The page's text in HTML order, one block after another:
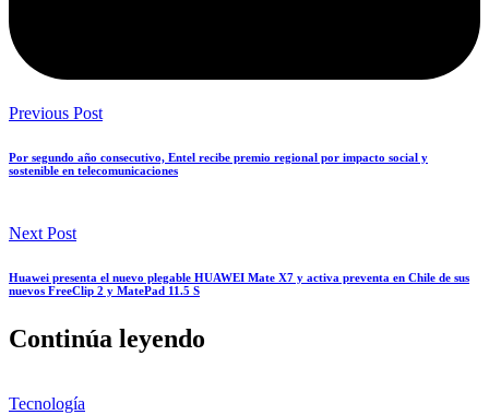
Previous Post
Por segundo año consecutivo, Entel recibe premio regional por impacto social y
sostenible en telecomunicaciones
Next Post
Huawei presenta el nuevo plegable HUAWEI Mate X7 y activa preventa en Chile de sus
nuevos FreeClip 2 y MatePad 11.5 S
Continúa leyendo
Tecnología